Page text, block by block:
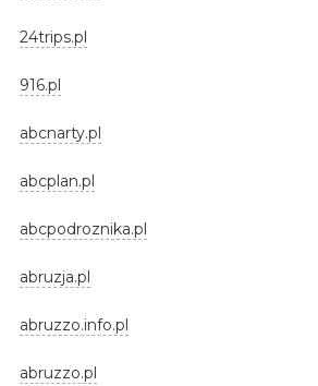
24trips.pl
916.pl
abcnarty.pl
abcplan.pl
abcpodroznika.pl
abruzja.pl
abruzzo.info.pl
abruzzo.pl